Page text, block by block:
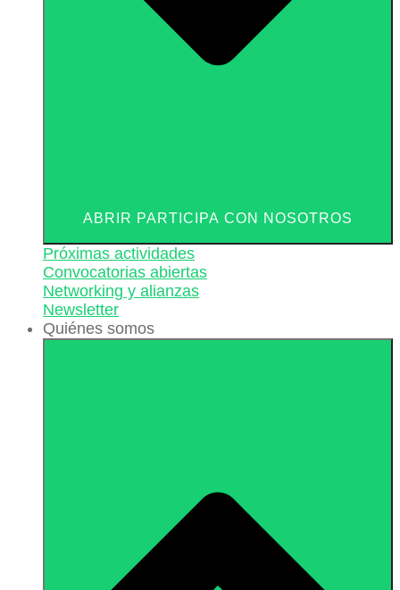
ABRIR PARTICIPA CON NOSOTROS
Próximas actividades
Convocatorias abiertas
Networking y alianzas
Newsletter
Quiénes somos